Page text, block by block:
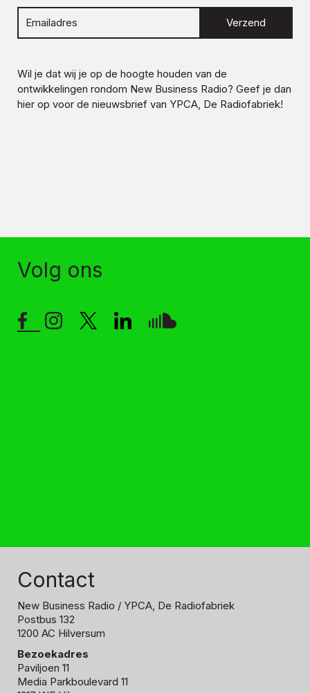
Verzend
Wil je dat wij je op de hoogte houden van de
ontwikkelingen rondom New Business Radio? Geef je dan
hier op voor de nieuwsbrief van YPCA, De Radiofabriek!
Volg ons
Contact
New Business Radio / YPCA, De Radiofabriek
Postbus 132
1200 AC Hilversum
Bezoekadres
Paviljoen 11
Media Parkboulevard 11